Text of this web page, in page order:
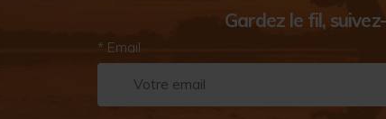
Gardez le fil,
* Email